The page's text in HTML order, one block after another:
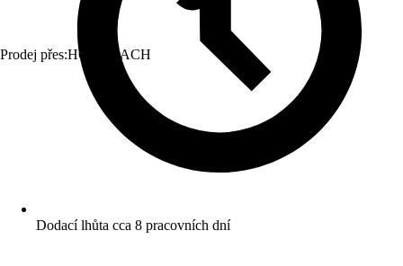
Prodej přes:HORNBACH
Dodací lhůta cca 8 pracovních dní